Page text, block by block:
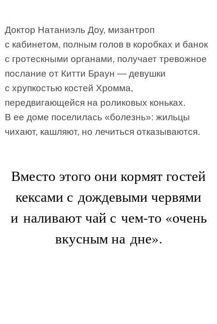
Доктор Натаниэль Доу, мизантроп
с кабинетом, полным голов в коробках и банок
с гротескными органами, получает тревожное
послание от Китти Браун — девушки
с хрупкостью костей Хромма,
передвигающейся на роликовых коньках.
В ее доме поселилась «болезнь»: жильцы
чихают, кашляют, но лечиться отказываются.
Вместо этого они кормят гостей
кексами с дождевыми червями
и наливают чай с чем-то «очень
вкусным на дне».